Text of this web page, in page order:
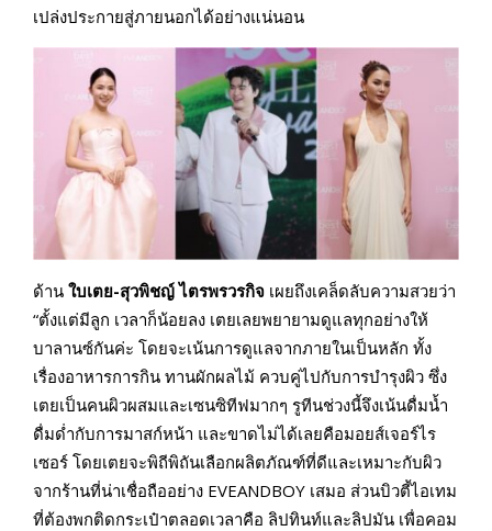
เปล่งประกายสู่ภายนอกได้อย่างแน่นอน
ด้าน ใบเตย-สุวพิชญ์ ไตรพรวรกิจ เผยถึงเคล็ดลับความสวยว่า
“ตั้งแต่มีลูก เวลาก็น้อยลง เตยเลยพยายามดูแลทุกอย่างให้
บาลานซ์กันค่ะ โดยจะเน้นการดูแลจากภายในเป็นหลัก ทั้ง
เรื่องอาหารการกิน ทานผักผลไม้ ควบคู่ไปกับการบำรุงผิว ซึ่ง
เตยเป็นคนผิวผสมและเซนซิทีฟมากๆ รูทีนช่วงนี้จึงเน้นดื่มน้ำ
ดื่มด่ำกับการมาสก์หน้า และขาดไม่ได้เลยคือมอยส์เจอร์ไร
เซอร์ โดยเตยจะพิถีพิถันเลือกผลิตภัณฑ์ที่ดีและเหมาะกับผิว
จากร้านที่น่าเชื่อถืออย่าง EVEANDBOY เสมอ ส่วนบิวตี้ไอเทม
ที่ต้องพกติดกระเป๋าตลอดเวลาคือ ลิปทินท์และลิปมัน เพื่อคอม